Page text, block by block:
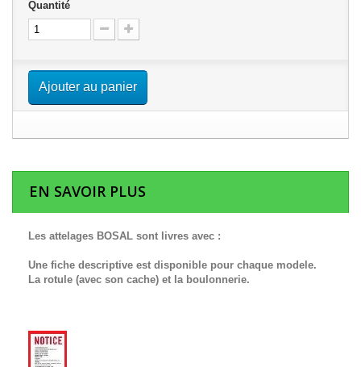
Quantité
Ajouter au panier
EN SAVOIR PLUS
Les attelages BOSAL sont livres avec :
Une fiche descriptive est disponible pour chaque modele.
La rotule (avec son cache) et la boulonnerie.